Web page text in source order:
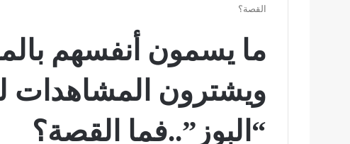
القصة؟
ما يسمون أنفسهم
ويشترون المشاهدات
“البوز”..فما القصة؟